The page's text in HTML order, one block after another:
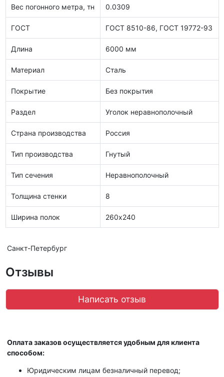
Вес погонного метра, тн 0.0309
ГОСТ ГОСТ 8510-86, ГОСТ 19772-93
Длина 6000 мм
Материал Сталь
Покрытие Без покрытия
Раздел Уголок неравнополочный
Страна производства Россия
Тип производства Гнутый
Тип сечения Неравнополочный
Толщина стенки 8
Ширина полок 260х240
Санкт-Петербург
Отзывы
Написать отзыв
Оплата заказов осуществляется удобным для клиента
способом:
Юридическим лицам безналичный перевод;